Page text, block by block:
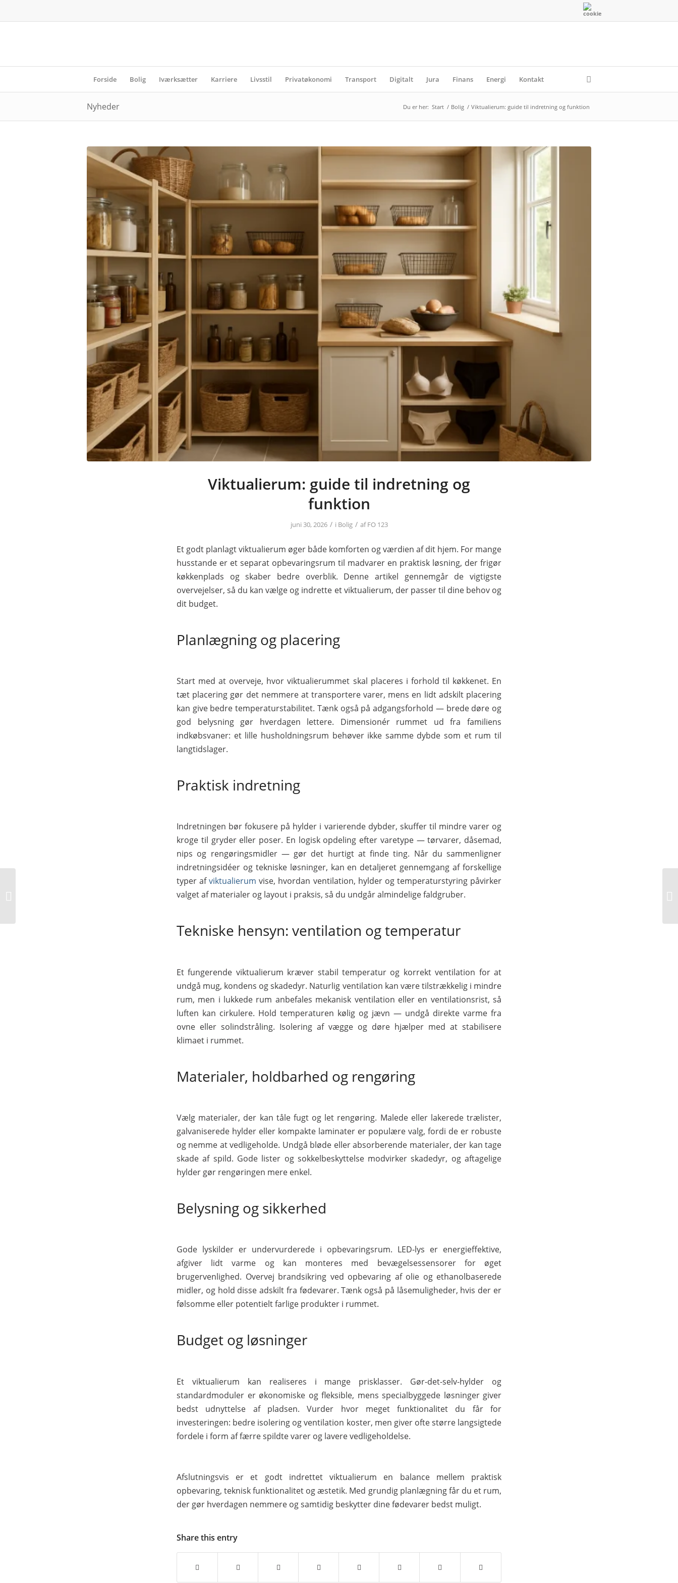
Forside Bolig Iværksætter Karriere Livsstil Privatøkonomi Transport Digitalt Jura Finans Energi Kontakt
Nyheder Du er her: Start / Bolig / Viktualierum: guide til indretning og funktion
Viktualierum: guide til indretning og
funktion
juni 30, 2026 / i Bolig / afFO 123
Et godt planlagt viktualierum øger både komforten og værdien af dit hjem. For mange
husstande er et separat opbevaringsrum til madvarer en praktisk løsning, der frigør
køkkenplads og skaber bedre overblik. Denne artikel gennemgår de vigtigste
overvejelser, så du kan vælge og indrette et viktualierum, der passer til dine behov og
dit budget.
Planlægning og placering
Start med at overveje, hvor viktualierummet skal placeres i forhold til køkkenet. En
tæt placering gør det nemmere at transportere varer, mens en lidt adskilt placering
kan give bedre temperaturstabilitet. Tænk også på adgangsforhold — brede døre og
god belysning gør hverdagen lettere. Dimensionér rummet ud fra familiens
indkøbsvaner: et lille husholdningsrum behøver ikke samme dybde som et rum til
langtidslager.
Praktisk indretning
Indretningen bør fokusere på hylder i varierende dybder, skuffer til mindre varer og
kroge til gryder eller poser. En logisk opdeling efter varetype — tørvarer, dåsemad,
nips og rengøringsmidler — gør det hurtigt at finde ting. Når du sammenligner
indretningsidéer og tekniske løsninger, kan en detaljeret gennemgang af forskellige
typer afviktualierum vise, hvordan ventilation, hylder og temperaturstyring påvirker
valget af materialer og layout i praksis, så du undgår almindelige faldgruber.
Tekniske hensyn: ventilation og temperatur
Et fungerende viktualierum kræver stabil temperatur og korrekt ventilation for at
undgå mug, kondens og skadedyr. Naturlig ventilation kan være tilstrækkelig i mindre
rum, men i lukkede rum anbefales mekanisk ventilation eller en ventilationsrist, så
luften kan cirkulere. Hold temperaturen kølig og jævn — undgå direkte varme fra
ovne eller solindstråling. Isolering af vægge og døre hjælper med at stabilisere
klimaet i rummet.
Materialer, holdbarhed og rengøring
Vælg materialer, der kan tåle fugt og let rengøring. Malede eller lakerede trælister,
galvaniserede hylder eller kompakte laminater er populære valg, fordi de er robuste
og nemme at vedligeholde. Undgå bløde eller absorberende materialer, der kan tage
skade af spild. Gode lister og sokkelbeskyttelse modvirker skadedyr, og aftagelige
hylder gør rengøringen mere enkel.
Belysning og sikkerhed
Gode lyskilder er undervurderede i opbevaringsrum. LED-lys er energieffektive,
afgiver lidt varme og kan monteres med bevægelsessensorer for øget
brugervenlighed. Overvej brandsikring ved opbevaring af olie og ethanolbaserede
midler, og hold disse adskilt fra fødevarer. Tænk også på låsemuligheder, hvis der er
følsomme eller potentielt farlige produkter i rummet.
Budget og løsninger
Et viktualierum kan realiseres i mange prisklasser. Gør-det-selv-hylder og
standardmoduler er økonomiske og fleksible, mens specialbyggede løsninger giver
bedst udnyttelse af pladsen. Vurder hvor meget funktionalitet du får for
investeringen: bedre isolering og ventilation koster, men giver ofte større langsigtede
fordele i form af færre spildte varer og lavere vedligeholdelse.
Afslutningsvis er et godt indrettet viktualierum en balance mellem praktisk
opbevaring, teknisk funktionalitet og æstetik. Med grundig planlægning får du et rum,
der gør hverdagen nemmere og samtidig beskytter dine fødevarer bedst muligt.
Share this entry